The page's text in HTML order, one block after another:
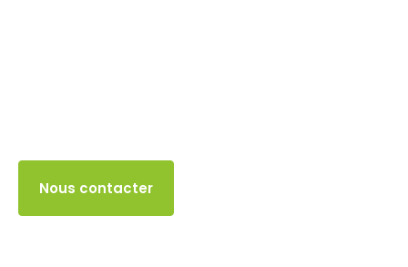
Nous contacter